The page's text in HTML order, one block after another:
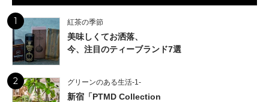
1 紅茶の季節
美味しくてお洒落、
今、注目のティーブランド7選
2 グリーンのある生活-1-
新宿「PTMD Collection